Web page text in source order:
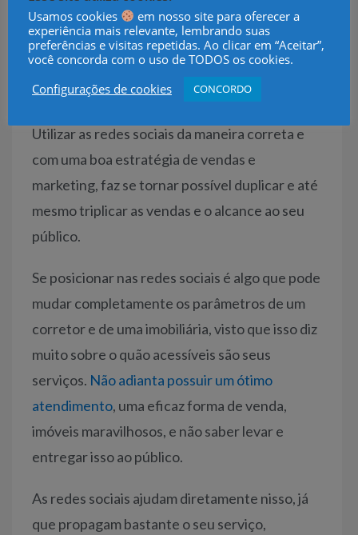
em dia. Isso é inegável. Porém, o que muitos
não sabem ou não se atentam, é que essas
redes sociais podem ser um dos pilares das
vendas, e do acesso ao público alvo.
Utilizar as redes sociais da maneira correta e
com uma boa estratégia de vendas e
marketing, faz se tornar possível duplicar e até
mesmo triplicar as vendas e o alcance ao seu
público.
Se posicionar nas redes sociais é algo que pode
mudar completamente os parâmetros de um
corretor e de uma imobiliária, visto que isso diz
muito sobre o quão acessíveis são seus
serviços. Não adianta possuir um ótimo
atendimento, uma eficaz forma de venda,
imóveis maravilhosos, e não saber levar e
entregar isso ao público.
As redes sociais ajudam diretamente nisso, já
que propagam bastante o seu serviço,
Usamos cookies
em nosso site para oferecer a
experiência mais relevante, lembrando suas
preferências e visitas repetidas. Ao clicar em “Aceitar”,
você concorda com o uso de TODOS os cookies.
Configurações de cookies
CONCORDO